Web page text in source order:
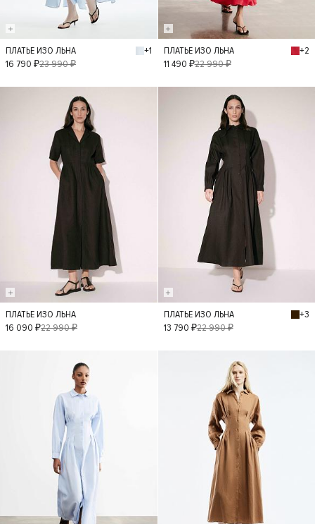
XS S
ПЛАТЬЕ ИЗО ЛЬНА
+1
16 790 ₽23 990 ₽ XS S
ПЛАТЬЕ ИЗО ЛЬНА
+2
11 490 ₽22 990 ₽
XS S
ПЛАТЬЕ ИЗО ЛЬНА
16 090 ₽22 990 ₽ XS S
ПЛАТЬЕ ИЗО ЛЬНА
+3
13 790 ₽22 990 ₽